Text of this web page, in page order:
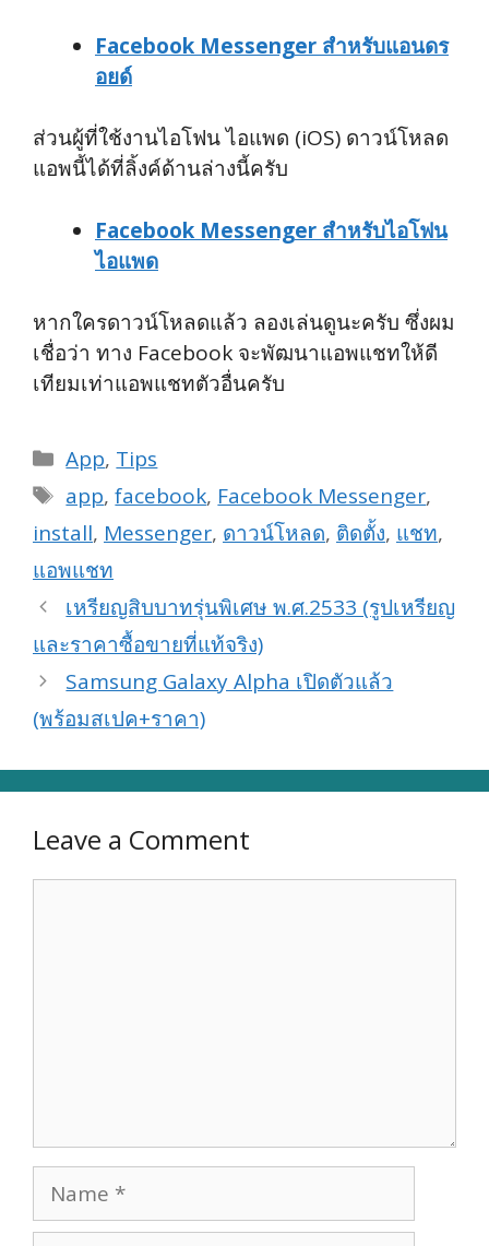
Facebook Messenger สำหรับแอนดร
อยด์
ส่วนผู้ที่ใช้งานไอโฟน ไอแพด (iOS) ดาวน์โหลด
แอพนี้ได้ที่ลิ้งค์ด้านล่างนี้ครับ
Facebook Messenger สำหรับไอโฟน
ไอแพด
หากใครดาวน์โหลดแล้ว ลองเล่นดูนะครับ ซึ่งผม
เชื่อว่า ทาง Facebook จะพัฒนาแอพแชทให้ดี
เทียมเท่าแอพแชทตัวอื่นครับ
Categories
App, Tips
Tags
app,facebook, Facebook Messenger,
install, Messenger, ดาวน์โหลด, ติดตั้ง, แชท,
แอพแชท
เหรียญสิบบาทรุ่นพิเศษ พ.ศ.2533 (รูปเหรียญ
และราคาซื้อขายที่แท้จริง)
Samsung Galaxy Alpha เปิดตัวแล้ว
(พร้อมสเปค+ราคา)
Leave a Comment
Name